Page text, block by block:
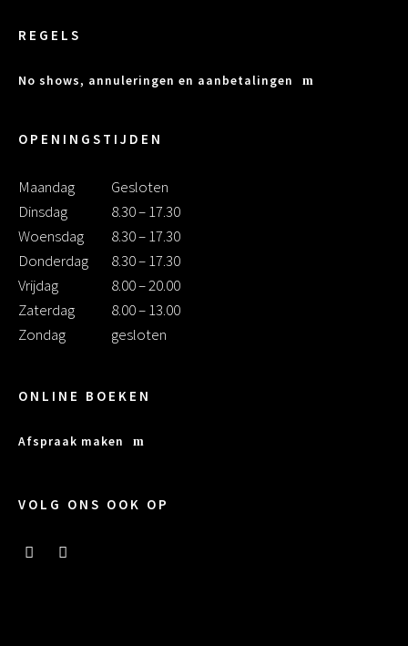
REGELS
No shows, annuleringen en aanbetalingen
OPENINGSTIJDEN
Maandag
Gesloten
Dinsdag
8.30 – 17.30
Woensdag
8.30 – 17.30
Donderdag
8.30 – 17.30
Vrijdag
8.00 – 20.00
Zaterdag
8.00 – 13.00
Zondag
gesloten
ONLINE BOEKEN
Afspraak maken
VOLG ONS OOK OP